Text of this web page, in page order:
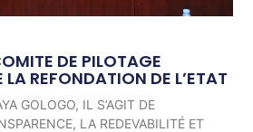
DE PILOTAGE
REFONDATION DE L’ETAT
GOLOGO, IL S’AGIT DE
LA REDEVABILITÉ ET